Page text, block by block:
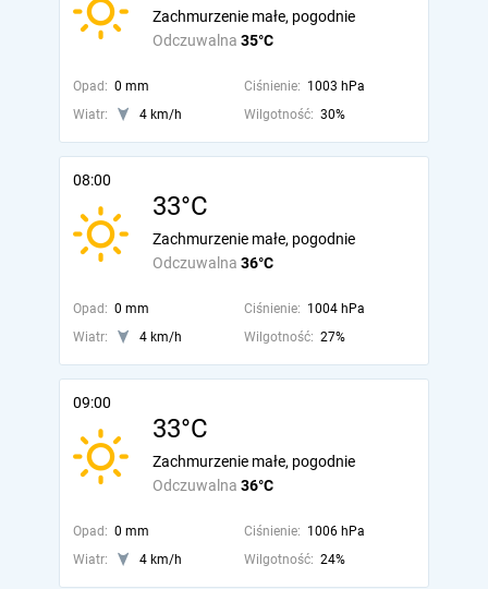
Odczuwalna 35°C
Zachmurzenie małe, pogodnie
Opad: 0 mm Ciśnienie: 1003 hPa
Wiatr:
4 km/h Wilgotność: 30%
08:00
33°C
Odczuwalna 36°C
Zachmurzenie małe, pogodnie
Opad: 0 mm Ciśnienie: 1004 hPa
Wiatr:
4 km/h Wilgotność: 27%
09:00
33°C
Odczuwalna 36°C
Zachmurzenie małe, pogodnie
Opad: 0 mm Ciśnienie: 1006 hPa
Wiatr:
4 km/h Wilgotność: 24%